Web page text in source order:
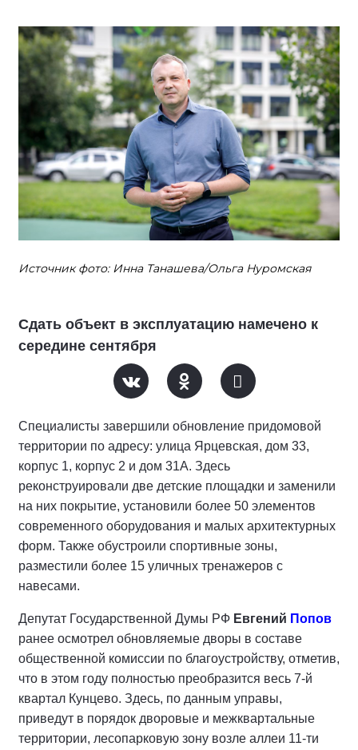
Источник фото: Инна Танашева/Ольга Нуромская
Сдать объект в эксплуатацию намечено к
середине сентября
Специалисты завершили обновление придомовой
территории по адресу: улица Ярцевская, дом 33,
корпус 1, корпус 2 и дом 31А. Здесь
реконструировали две детские площадки и заменили
на них покрытие, установили более 50 элементов
современного оборудования и малых архитектурных
форм. Также обустроили спортивные зоны,
разместили более 15 уличных тренажеров с
навесами.
Депутат Государственной Думы РФ Евгений Попов
ранее осмотрел обновляемые дворы в составе
общественной комиссии по благоустройству, отметив,
что в этом году полностью преобразится весь 7-й
квартал Кунцево. Здесь, по данным управы,
приведут в порядок дворовые и межквартальные
территории, лесопарковую зону возле аллеи 11-ти